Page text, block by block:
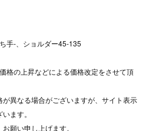
手-、ショルダー45-135
格の上昇などによる価格改定をさせて頂
異なる場合がございますが、サイト表示
ます。
願い申し上げます。